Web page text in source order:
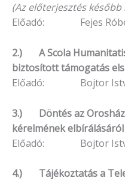
(Az előterjesztés
Előadó: Fejes
2.) A Scola
biztosított támogatás
Előadó: Bojtor
3.) Döntés az Orosházi
kérelmének elbírálásáról
Előadó: Bojtor
4.) Tájékoztatás a